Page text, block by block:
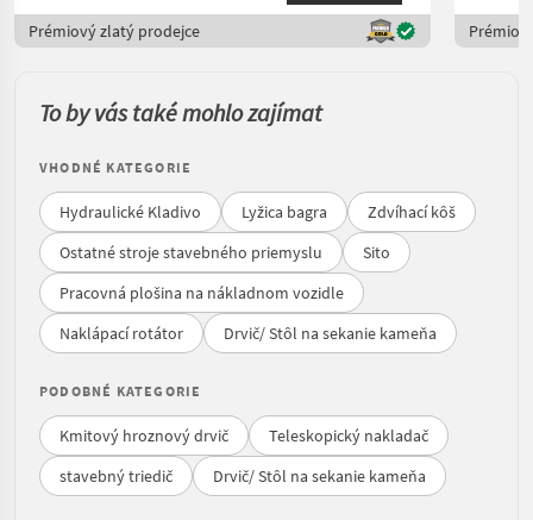
Prémiový zlatý prodejce
To by vás také mohlo zajímat
VHODNÉ KATEGORIE
Hydraulické Kladivo Lyžica bagra
Zdvíhací kôš
Ostatné stroje stavebného priemyslu
Sito
Pracovná plošina na nákladnom vozidle
Naklápací rotátor
Drvič/ Stôl na sekanie kameňa
PODOBNÉ KATEGORIE
Kmitový hroznový drvič
Teleskopický nakladač
stavebný triedič
Drvič/ Stôl na sekanie kameňa